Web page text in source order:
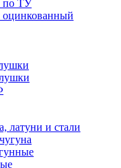
по ТУ
латуни и стали